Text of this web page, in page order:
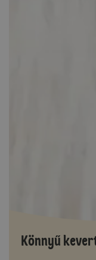
Könnyű